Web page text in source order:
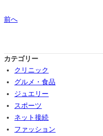
前へ
カテゴリー
クリニック
グルメ・食品
ジュエリー
スポーツ
ネット接続
ファッション